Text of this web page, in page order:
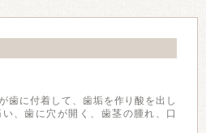
歯に付着して、歯垢を作り酸を出し
、歯に穴が開く、歯茎の腫れ、口